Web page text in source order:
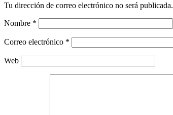
Tu dirección de correo electrónico no será publicada.
Nombre *
Correo electrónico *
Web